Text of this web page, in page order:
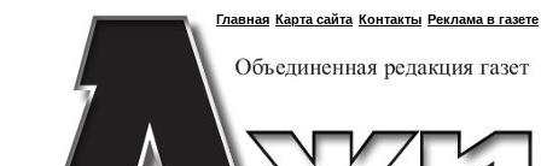
Главная Карта сайта Контакты Реклама в газете